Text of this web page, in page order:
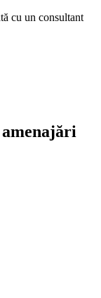
cu un consultant
amenajări